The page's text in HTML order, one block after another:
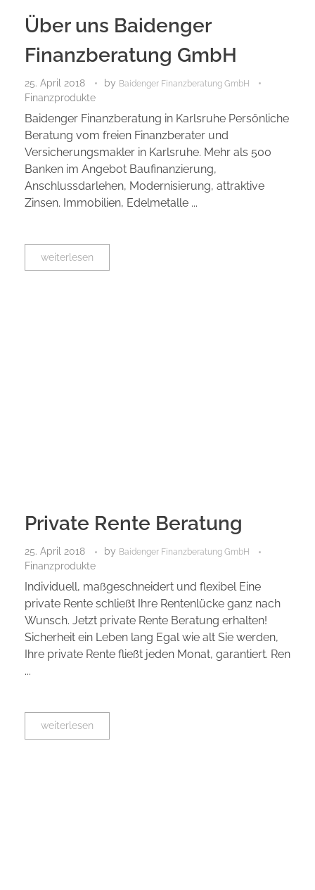
Über uns Baidenger
Finanzberatung GmbH
25. April 2018 by Baidenger Finanzberatung GmbH
Finanzprodukte
Baidenger Finanzberatung in Karlsruhe Persönliche
Beratung vom freien Finanzberater und
Versicherungsmakler in Karlsruhe. Mehr als 500
Banken im Angebot Baufinanzierung,
Anschlussdarlehen, Modernisierung, attraktive
Zinsen. Immobilien, Edelmetalle ...
weiterlesen
Private Rente Beratung
25. April 2018 by Baidenger Finanzberatung GmbH
Finanzprodukte
Individuell, maßgeschneidert und flexibel Eine
private Rente schließt Ihre Rentenlücke ganz nach
Wunsch. Jetzt private Rente Beratung erhalten!
Sicherheit ein Leben lang Egal wie alt Sie werden,
Ihre private Rente fließt jeden Monat, garantiert. Ren
...
weiterlesen